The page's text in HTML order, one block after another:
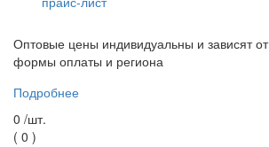
Оптовые цены индивидуальны и зависят от
формы оплаты и региона
Подробнее
0 /шт.
( 0 )